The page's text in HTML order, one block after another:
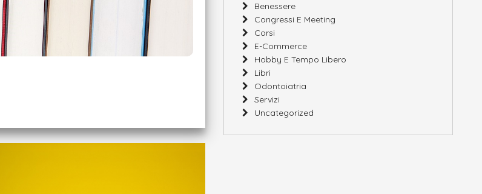
Benessere
Congressi E Meeting
Corsi
E-Commerce
Hobby E Tempo Libero
Libri
Odontoiatria
Servizi
Uncategorized